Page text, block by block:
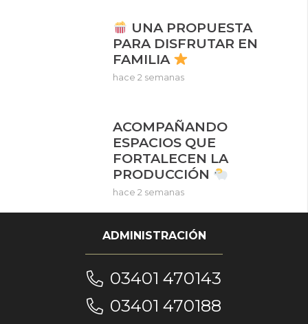
UNA PROPUESTA
PARA DISFRUTAR EN
FAMILIA
hace 2 semanas
ACOMPAÑANDO
ESPACIOS QUE
FORTALECEN LA
PRODUCCIÓN
hace 2 semanas
ADMINISTRACIÓN
03401 470143
03401 470188